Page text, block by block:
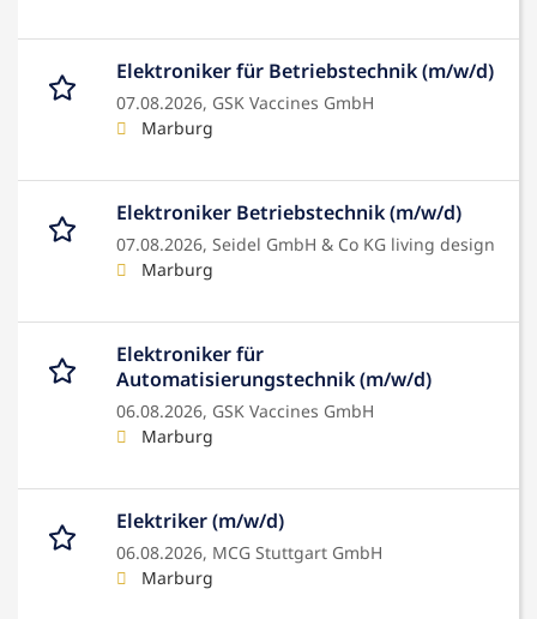
Elektroniker für Betriebstechnik (m/w/d)
07.08.2026, GSK Vaccines GmbH
Marburg
Elektroniker Betriebstechnik (m/w/d)
07.08.2026, Seidel GmbH & Co KG living design
Marburg
Elektroniker für
Automatisierungstechnik (m/w/d)
06.08.2026, GSK Vaccines GmbH
Marburg
Elektriker (m/w/d)
06.08.2026, MCG Stuttgart GmbH
Marburg